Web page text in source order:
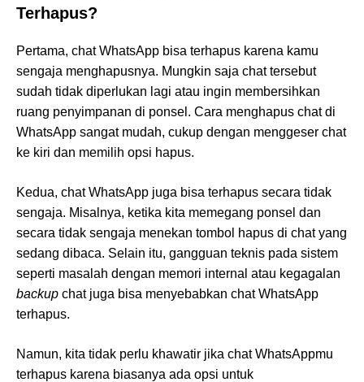
Terhapus?
Pertama, chat WhatsApp bisa terhapus karena kamu
sengaja menghapusnya. Mungkin saja chat tersebut
sudah tidak diperlukan lagi atau ingin membersihkan
ruang penyimpanan di ponsel. Cara menghapus chat di
WhatsApp sangat mudah, cukup dengan menggeser chat
ke kiri dan memilih opsi hapus.
Kedua, chat WhatsApp juga bisa terhapus secara tidak
sengaja. Misalnya, ketika kita memegang ponsel dan
secara tidak sengaja menekan tombol hapus di chat yang
sedang dibaca. Selain itu, gangguan teknis pada sistem
seperti masalah dengan memori internal atau kegagalan
backup chat juga bisa menyebabkan chat WhatsApp
terhapus.
Namun, kita tidak perlu khawatir jika chat WhatsAppmu
terhapus karena biasanya ada opsi untuk